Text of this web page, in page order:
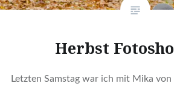
Herbst
Letzten Samstag war ich mit Mika von